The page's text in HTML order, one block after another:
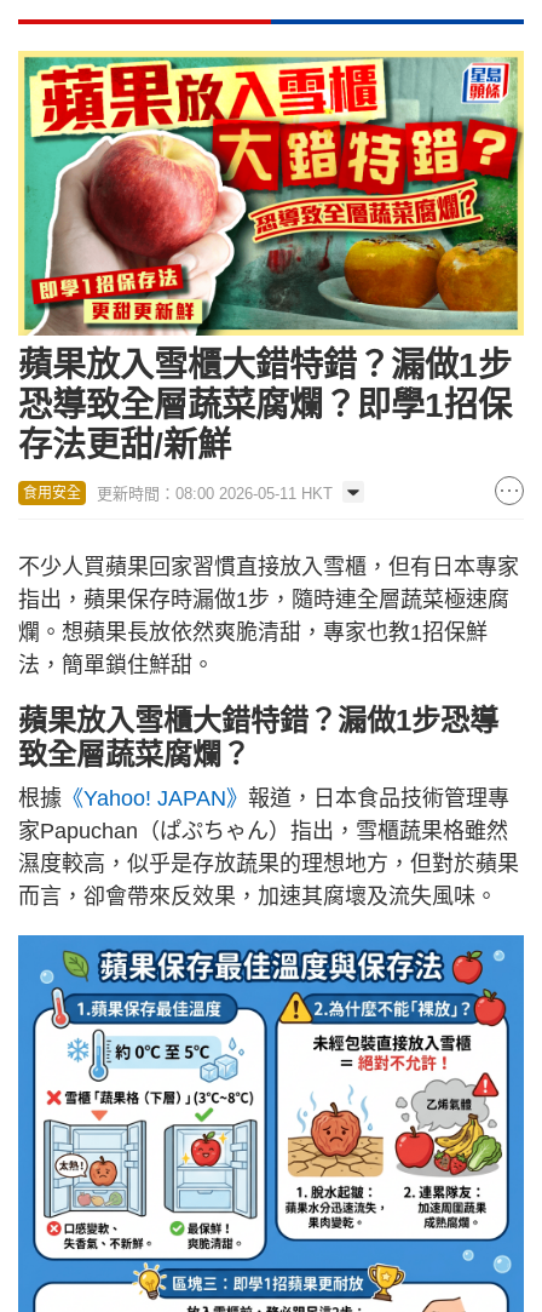
蘋果放入雪櫃大錯特錯？漏做1步
恐導致全層蔬菜腐爛？即學1招保
存法更甜/新鮮
食用安全 更新時間：08:00 2026-05-11 HKT
不少人買蘋果回家習慣直接放入雪櫃，但有日本專家
指出，蘋果保存時漏做1步，隨時連全層蔬菜極速腐
爛。想蘋果長放依然爽脆清甜，專家也教1招保鮮
法，簡單鎖住鮮甜。
蘋果放入雪櫃大錯特錯？漏做1步恐導
致全層蔬菜腐爛？
根據 《Yahoo! JAPAN》 報道，日本食品技術管理專
家Papuchan（ぱぷちゃん）指出，雪櫃蔬果格雖然
濕度較高，似乎是存放蔬果的理想地方，但對於蘋果
而言，卻會帶來反效果，加速其腐壞及流失風味。